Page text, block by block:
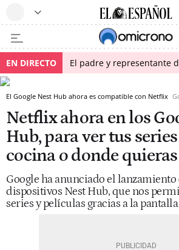
EN DIRECTO El padre y representante
El Google Nest Hub ahora es compatible con Netflix
Netflix ahora en los
Hub, para ver tus
cocina o donde quieras
Google ha anunciado el
dispositivos Nest Hub, que nos
series y películas gracias a la